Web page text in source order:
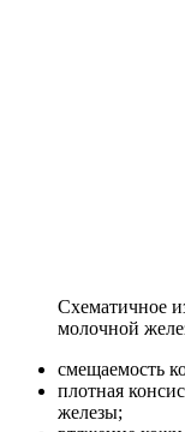
Схематичное
молочной
смещаемость
плотная
железы;